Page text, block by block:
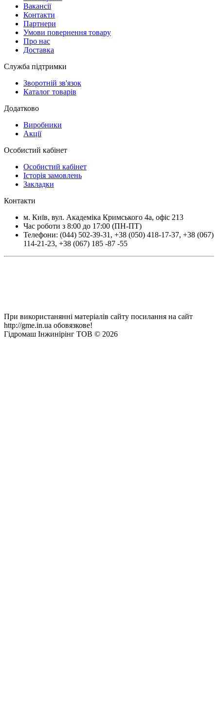
Вакансії
Контакти
Партнери
Умови повернення товару
Про нас
Доставка
Служба підтримки
Зворотній зв'язок
Каталог товарів
Додатково
Виробники
Акції
Особистий кабінет
Особистий кабінет
Історія замовлень
Закладки
Контакти
м. Київ, вул. Академіка Кримського 4а, офіс 213
Час роботи з 8:00 до 17:00 (ПН-ПТ)
Телефони: (044) 502-39-31 , +38 (050) 418-17-37, +38 (067)
114-21-23, +38 (067) 185 -87 -55
При використанянні матеріалів сайту посилання на сайт
http://gme.in.ua обовязкове!
Гідромаш Інжинірінг ТОВ © 2026